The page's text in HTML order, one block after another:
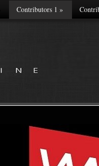
Contributors 1 »